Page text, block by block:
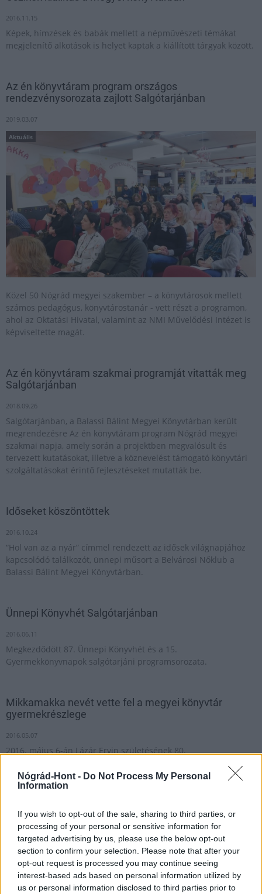
Nógrád-Hont - Do Not Process My Personal
Information
If you wish to opt-out of the sale, sharing to third parties, or
processing of your personal or sensitive information for
targeted advertising by us, please use the below opt-out
section to confirm your selection. Please note that after your
opt-out request is processed you may continue seeing
interest-based ads based on personal information utilized by
us or personal information disclosed to third parties prior to
2016.11.15
Képek, hímzések és babák mellett a népművészeti témákat
megjelenítő alkotások is helyet kaptak a kiállított tárgyak között.
Az én könyvtáram program országos
rendezvénysorozata zajlott Salgótarjánban
2019.03.07
Aktuális
Közel 50 Nógrád megyei szakember – a könyvtárosok mellett
számos pedagógus, könyvtárostanár - vett részt a programon,
ahol az Oktatási Hivatal, valamint az NMI Művelődési Intézet is
képviseltette magát.
Az én könyvtáram szakmai programját vitatták meg
Salgótarjánban
2018.09.26
Salgótarjánban, a Balassi Bálint Megyei Könyvtárban került
megrendezésre Az én könyvtáram program Nógrád megyei
szakmai napja, amely során a projektben megvalósult és
tervezett kutatásokat, illetve a köznevelést támogató könyvtári
szolgáltatásokat érintő fejlesztéseket mutatták be.
Időseket köszöntöttek
2016.10.24
“Hol van az a nyár” címmel rendezett az idősek világnapjához
kapcsolódó találkozót, ünnepi műsort a Belvárosi Nőklub a
Balassi Bálint Megyei Könyvtárban.
Ünnepi Könyvhét Salgótarjánban
2016.06.11
Megkezdődött 87. Ünnepi Könyvhét és a 15.
Gyermekkönyvnapok salgótarjáni programsorozata.
Mikkamakka nevét vette fel a megyei könyvtár
gyermekrészlege
2016.05.07
2016. május 6-án Lázár Ervin születésének 80.
rendezték meg a Balassi Bálint Megyei Könyvtár
gyermekrészlegének névadó ünnepségét.
Irodalmi vetélkedőt hirdettek salgótarjáni
középiskolások számára
2019.05.08
Aktuális